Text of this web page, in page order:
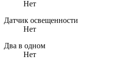
Нет
Датчик освещенности
Нет
Два в одном
Нет